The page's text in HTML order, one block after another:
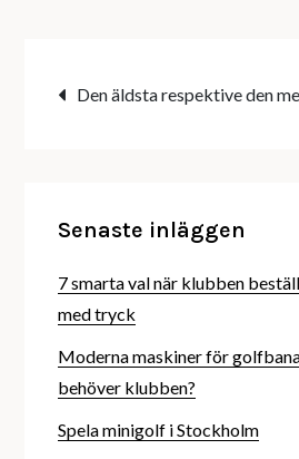
Den äldsta respektive den
Senaste inläggen
7 smarta val när klubben
med tryck
Moderna maskiner för
behöver klubben?
Spela minigolf i Stockholm